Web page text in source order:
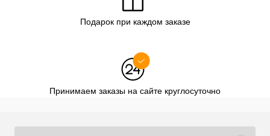
Подарок при каждом заказе
Принимаем заказы на сайте круглосуточно